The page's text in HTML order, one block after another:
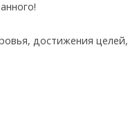
достижения